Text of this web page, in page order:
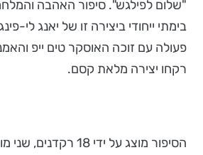
"שלום לפילגש". סיפור האהבה
בימתי ייחודי ביצירה זו של יאנג לי-
פעולה עם זוכה האוסקר טים ייפ
רקחו יצירה מלאת קסם.
הסיפור מוצג על ידי 18